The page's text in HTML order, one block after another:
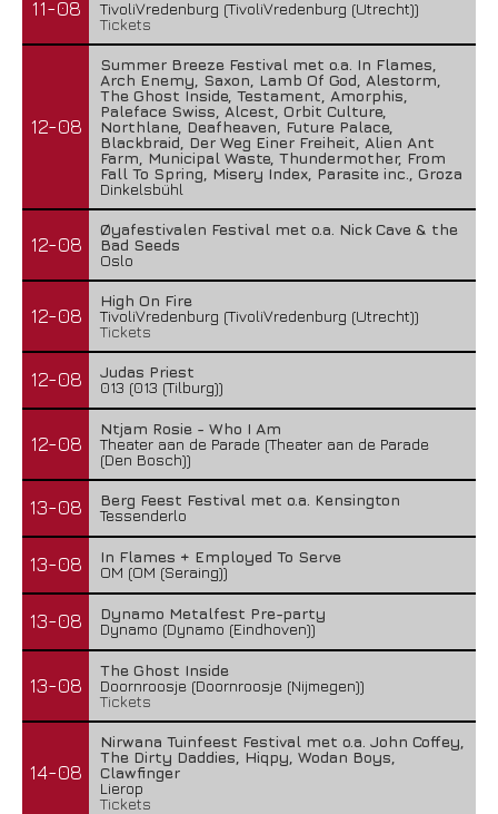
11-08
TivoliVredenburg (TivoliVredenburg (Utrecht))
Tickets
12-08
Summer Breeze Festival met o.a. In Flames,
Arch Enemy, Saxon, Lamb Of God, Alestorm,
The Ghost Inside, Testament, Amorphis,
Paleface Swiss, Alcest, Orbit Culture,
Northlane, Deafheaven, Future Palace,
Blackbraid, Der Weg Einer Freiheit, Alien Ant
Farm, Municipal Waste, Thundermother, From
Fall To Spring, Misery Index, Parasite inc., Groza
Dinkelsbühl
12-08
Øyafestivalen Festival met o.a. Nick Cave & the
Bad Seeds
Oslo
12-08
High On Fire
TivoliVredenburg (TivoliVredenburg (Utrecht))
Tickets
12-08
Judas Priest
013 (013 (Tilburg))
12-08
Ntjam Rosie - Who I Am
Theater aan de Parade (Theater aan de Parade
(Den Bosch))
13-08
Berg Feest Festival met o.a. Kensington
Tessenderlo
13-08
In Flames + Employed To Serve
OM (OM (Seraing))
13-08
Dynamo Metalfest Pre-party
Dynamo (Dynamo (Eindhoven))
13-08
The Ghost Inside
Doornroosje (Doornroosje (Nijmegen))
Tickets
14-08
Nirwana Tuinfeest Festival met o.a. John Coffey,
The Dirty Daddies, Hiqpy, Wodan Boys,
Clawfinger
Lierop
Tickets